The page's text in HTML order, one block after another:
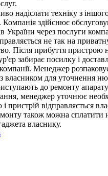
надіслати техніку з
Компанія здійснює
України через послуги
не так на
Після прибуття
забирає посилку і
Менеджер
з власником для уточнення
до ремонту
менеджер уточнює
пристрій відправляється
також можна сплатити
власнику.